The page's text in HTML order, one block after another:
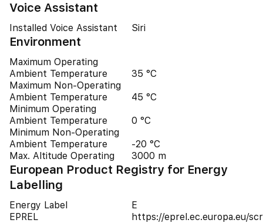
Voice Assistant
Installed Voice Assistant Siri
Environment
Maximum Operating
Ambient Temperature
35 °C
Maximum Non-Operating
Ambient Temperature
45 °C
Minimum Operating
Ambient Temperature
0 °C
Minimum Non-Operating
Ambient Temperature
-20 °C
Max. Altitude Operating
3000 m
European Product Registry for Energy
Labelling
Energy Label
E
EPREL
https://eprel.ec.europa.eu/